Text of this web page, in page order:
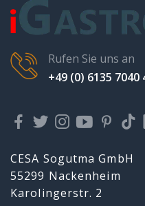
Rufen Sie uns an
+49 (0) 6135 7040
CESA Sogutma GmbH
55299 Nackenheim
Karolingerstr. 2